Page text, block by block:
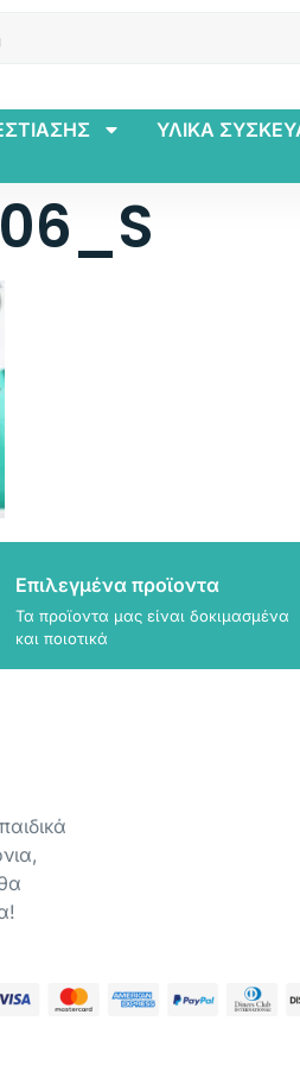
ΥΛΙΚΑ
Επιλεγμένα προϊοντα
Τα προϊοντα μας είναι δοκιμασμένα
και ποιοτικά